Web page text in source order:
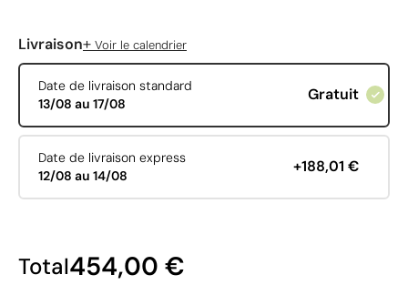
Livraison+ Voir le calendrier
Date de livraison standard
13/08 au 17/08
Gratuit
Date de livraison express
12/08 au 14/08
+188,01 €
Total454,00 €